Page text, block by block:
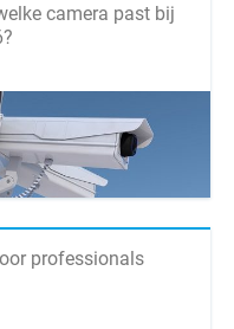
camera past bij
professionals